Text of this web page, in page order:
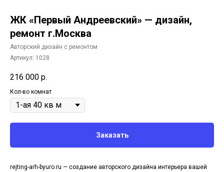
ЖК «Первый Андреевский» — дизайн,
ремонт г.Москва
Авторский дизайн с ремонтом
Артикул: 1028
216 000 р.
Кол-во комнат
Заказать
rejting-arh-byuro.ru — создание авторского дизайна интерьера вашей